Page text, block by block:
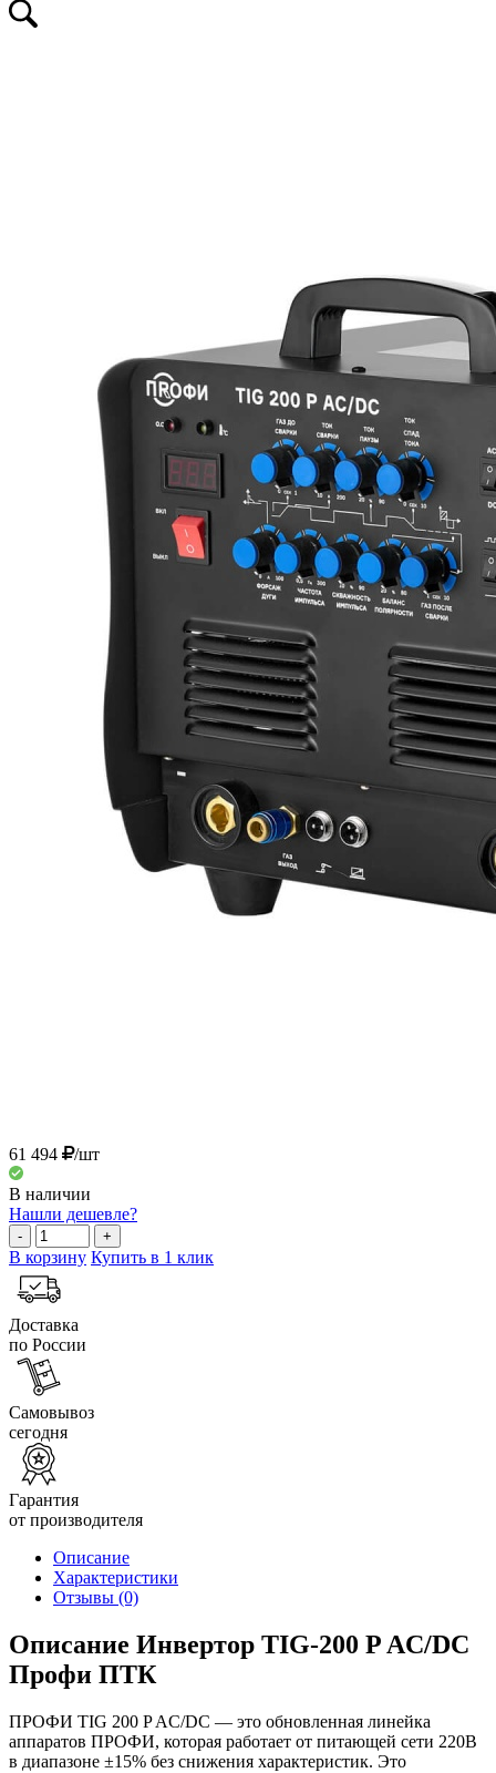
61 494 /шт
В наличии
Нашли дешевле?
- +
В корзину Купить в 1 клик
Доставка
по России
Самовывоз
сегодня
Гарантия
от производителя
Описание
Характеристики
Отзывы (0)
Описание Инвертор TIG-200 P AC/DC
Профи ПТК
ПРОФИ TIG 200 P AC/DС — это обновленная линейка
аппаратов ПРОФИ, которая работает от питающей сети 220В
в диапазоне ±15% без снижения характеристик. Это